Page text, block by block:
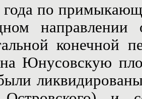
по
на Юнусовскую